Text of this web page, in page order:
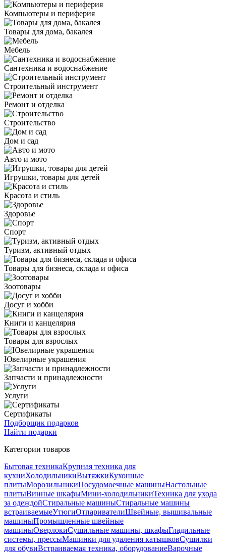
Компьютеры и периферия
Товары для дома, бакалея
Мебель
Сантехника и водоснабжение
Строительный инструмент
Ремонт и отделка
Строительство
Дом и сад
Авто и мото
Игрушки, товары для детей
Красота и стиль
Здоровье
Спорт
Туризм, активный отдых
Товары для бизнеса, склада и офиса
Зоотовары
Досуг и хобби
Книги и канцелярия
Товары для взрослых
Ювелирные украшения
Запчасти и принадлежности
Услуги
Сертификаты
Подборщик подарков
Найти подарки
Категории товаров
Бытовая техникаКрупная техника для
кухниХолодильникиВытяжкиКухонные
плитыМорозильникиПосудомоечные машиныНастольные
плитыВинные шкафыМини-холодильникиТехника для ухода
за одеждойСтиральные машиныСтиральные машины
встраиваемыеУтюгиОтпаривателиШвейные, вышивальные
машиныПромышленные швейные
машиныОверлокиСушильные машины, шкафыГладильные
системы, прессыМашинки для удаления катышковСушилки
для обувиВстраиваемая техника, оборудованиеВарочные